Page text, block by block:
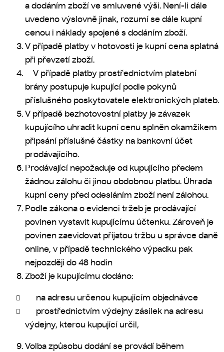
a dodáním zboží ve smluvené výši. Není-li dále
uvedeno výslovně jinak, rozumí se dále kupní
cenou i náklady spojené s dodáním zboží.
V případě platby v hotovosti je kupní cena splatná
při převzetí zboží.
V případě platby prostřednictvím platební
brány postupuje kupující podle pokynů
příslušného poskytovatele elektronických plateb.
V případě bezhotovostní platby je závazek
kupujícího uhradit kupní cenu splněn okamžikem
připsání příslušné částky na bankovní účet
prodávajícího.
Prodávající nepožaduje od kupujícího předem
žádnou zálohu či jinou obdobnou platbu. Úhrada
kupní ceny před odesláním zboží není zálohou.
Podle zákona o evidenci tržeb je prodávající
povinen vystavit kupujícímu účtenku. Zároveň je
povinen zaevidovat přijatou tržbu u správce daně
online, v případě technického výpadku pak
nejpozději do 48 hodin
Zboží je kupujícímu dodáno:
na adresu určenou kupujícím objednávce
prostřednictvím výdejny zásilek na adresu
výdejny, kterou kupující určil,
Volba způsobu dodání se provádí během